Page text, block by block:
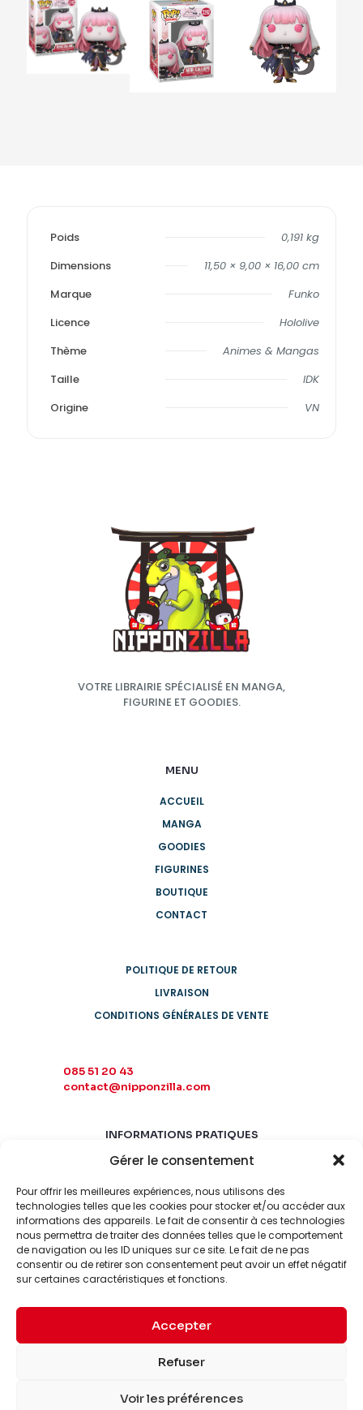
Gérer le consentement
Pour offrir les meilleures expériences, nous utilisons des
technologies telles que les cookies pour stocker et/ou accéder aux
informations des appareils. Le fait de consentir à ces technologies
nous permettra de traiter des données telles que le comportement
de navigation ou les ID uniques sur ce site. Le fait de ne pas
consentir ou de retirer son consentement peut avoir un effet négatif
sur certaines caractéristiques et fonctions.
Accepter
Refuser
Voir les préférences
Poids
0,191 kg
Dimensions
11,50 × 9,00 × 16,00 cm
Marque
Funko
Licence
Hololive
Thème
Animes & Mangas
Taille
IDK
Origine
VN
VOTRE LIBRAIRIE SPÉCIALISÉ EN MANGA,
FIGURINE ET GOODIES.
MENU
ACCUEIL
MANGA
GOODIES
FIGURINES
BOUTIQUE
CONTACT
POLITIQUE DE RETOUR
LIVRAISON
CONDITIONS GÉNÉRALES DE VENTE
085 51 20 43
contact@nipponzilla.com
INFORMATIONS PRATIQUES
MARDI-SAMEDI
LUNDI-DIMANCHE
FERMÉ
© 2026 Nipponzilla. Tous
Mentions